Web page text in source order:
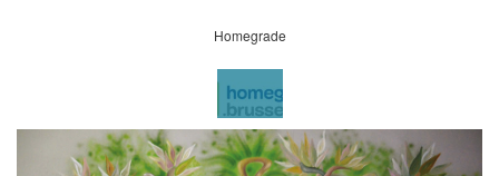
Homegrade